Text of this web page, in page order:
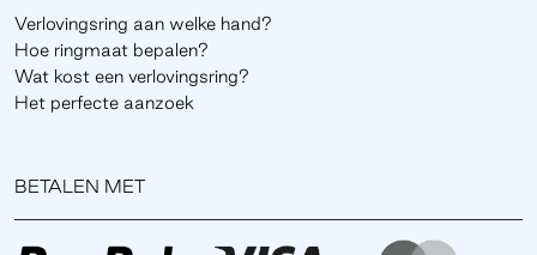
Verlovingsring aan welke hand?
Hoe ringmaat bepalen?
Wat kost een verlovingsring?
Het perfecte aanzoek
BETALEN MET